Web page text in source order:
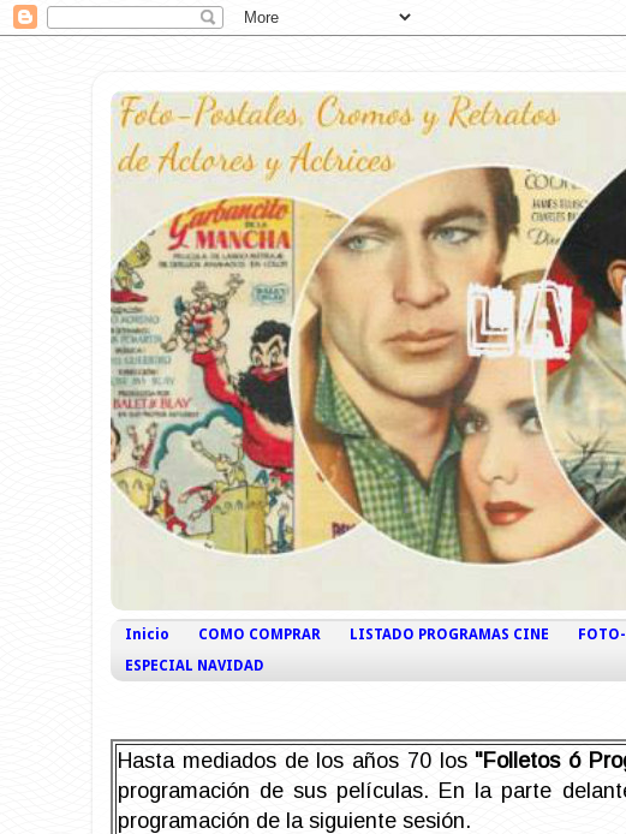
Inicio COMO COMPRAR LISTADO PROGRAMAS CINE
ESPECIAL NAVIDAD
Hasta mediados de los años 70 los "Folletos ó
programación de sus películas. En la parte
programación de la siguiente sesión.